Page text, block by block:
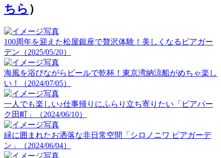
ちら ）
100周年を迎えた松屋銀座で贅沢体験！美しくなるビアガー
デン（2025/05/20）
海風を浴びながらビールで乾杯！東京湾納涼船がめちゃ楽し
い！（2024/07/05）
一人でも楽しい♪仕事帰りにふらり立ち寄りたい「ビアパー
ク田町」（2024/06/10）
緑に囲まれたお洒落な非日常空間「シロノニワ ビアガーデ
ン」（2024/06/04）